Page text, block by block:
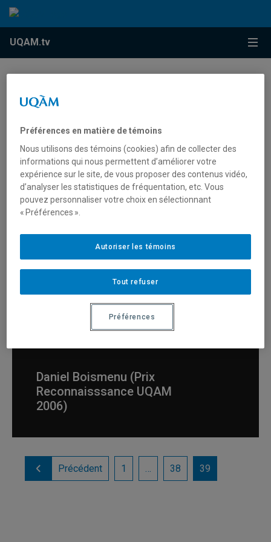
Accéder au contenu
Accéder au menu principal
Accéder à la recherche
Accéder au contenu
Accéder au menu principal
UQAM.tv
Diplômés
Prix Mosaïque
Michel de Broin (Prix
Reconnaissance UQAM
Daniel Boismenu (Prix
Reconnaisssance UQAM
2006)
Précédent 1 … 38 39
Préférences en matière de témoins
Nous utilisons des témoins (cookies) afin de collecter des
informations qui nous permettent d’améliorer votre
expérience sur le site, de vous proposer des contenus vidéo,
d’analyser les statistiques de fréquentation, etc. Vous
pouvez personnaliser votre choix en sélectionnant
« Préférences ».
Tout refuser
Autoriser les témoins
Préférences